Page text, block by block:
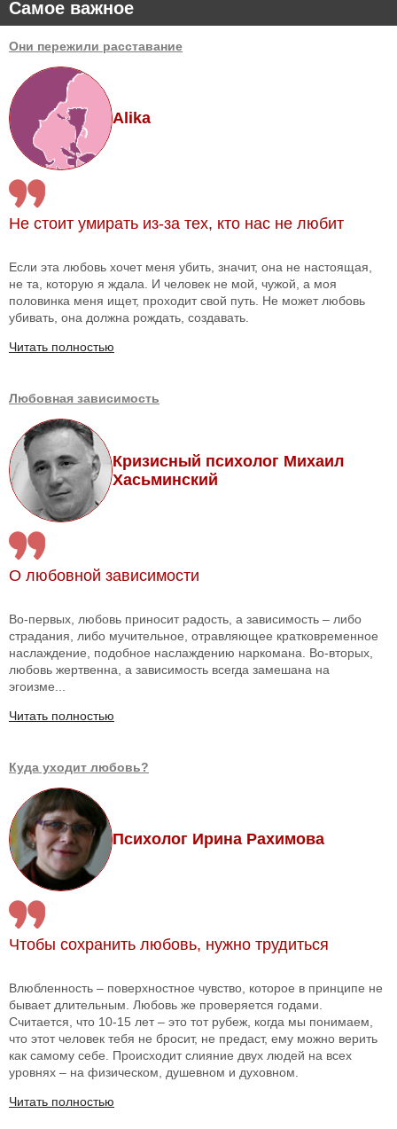
Самое важное
Они пережили расставание
Alika
Не стоит умирать из-за тех, кто нас не любит
Если эта любовь хочет меня убить, значит, она не настоящая,
не та, которую я ждала. И человек не мой, чужой, а моя
половинка меня ищет, проходит свой путь. Не может любовь
убивать, она должна рождать, создавать.
Читать полностью
Любовная зависимость
Кризисный психолог Михаил
Хасьминский
О любовной зависимости
Во-первых, любовь приносит радость, а зависимость – либо
страдания, либо мучительное, отравляющее кратковременное
наслаждение, подобное наслаждению наркомана. Во-вторых,
любовь жертвенна, а зависимость всегда замешана на
эгоизме...
Читать полностью
Куда уходит любовь?
Психолог Ирина Рахимова
Чтобы сохранить любовь, нужно трудиться
Влюбленность – поверхностное чувство, которое в принципе не
бывает длительным. Любовь же проверяется годами.
Считается, что 10-15 лет – это тот рубеж, когда мы понимаем,
что этот человек тебя не бросит, не предаст, ему можно верить
как самому себе. Происходит слияние двух людей на всех
уровнях – на физическом, душевном и духовном.
Читать полностью